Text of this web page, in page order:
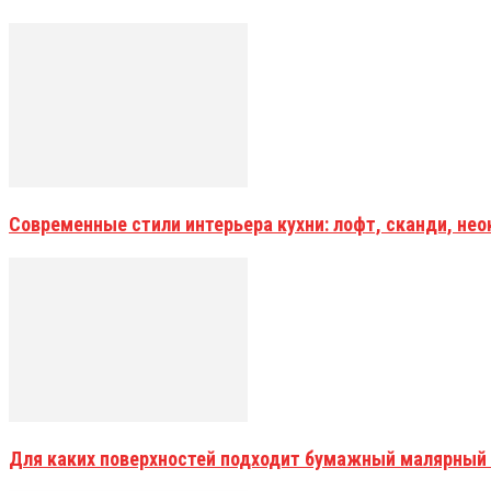
Современные стили интерьера кухни: лофт, сканди,
Для каких поверхностей подходит бумажный малярный